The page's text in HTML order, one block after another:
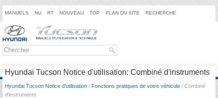
MANUELS NU RT NOUVEAU TOP PLAN DU SITE RECHERCHE
Hyundai Tucson Notice d'utilisation: Combiné d'instruments
Hyundai Tucson Notice d'utilisation / Fonctions pratiques de votre véhicule / Combiné
d'instruments